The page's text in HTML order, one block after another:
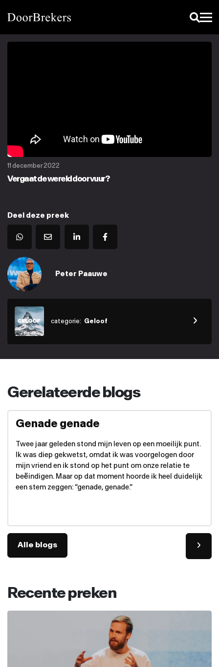
11 december 2022
Vergaat de wereld door vuur?
Deel deze preek
Peter Paauwe
categorie: Geloof
Gerelateerde blogs
Genade genade
Twee jaar geleden stond mijn leven op een moeilijk punt.
Ik was diep gekwetst, omdat ik was voorgelogen door
mijn vriend en ik stond op het punt om onze relatie te
beëindigen. Maar op dat moment hoorde ik heel duidelijk
een stem zeggen: “genade, genade.”
Alle blogs
Recente preken